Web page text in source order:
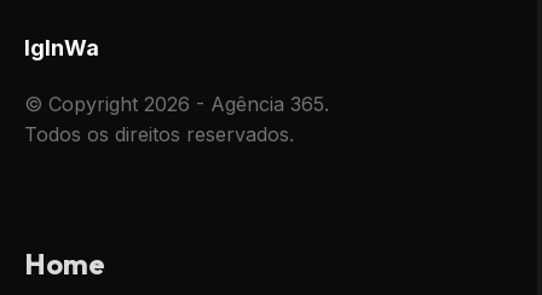
IgInWa
© Copyright 2026 - Agência 365.
Todos os direitos reservados.
Home